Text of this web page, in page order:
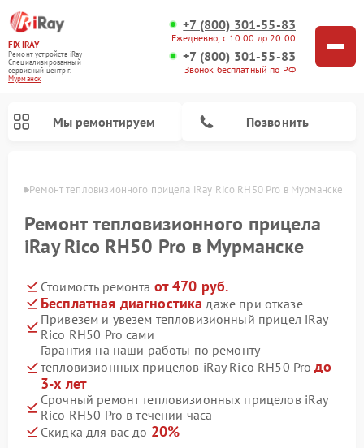
FIX-IRAY
Ремонт устройств iRay
Специализированный
cервисный центр г.
Мурманск
+7 (800) 301-55-83
Ежедневно, с 10:00 до 20:00
+7 (800) 301-55-83
Звонок бесплатный по РФ
Мы ремонтируем Позвонить
Ремонт тепловизионного прицела iRay Rico RH50 Pro в Мурманске
Ремонт тепловизионного прицела
iRay Rico RH50 Pro в Мурманске
Стоимость ремонта от 470 руб.
Бесплатная диагностика даже при отказе
Привезем и увезем тепловизионный прицел iRay
Rico RH50 Pro сами
Гарантия на наши работы по ремонту
тепловизионных прицелов iRay Rico RH50 Proдо
3-х лет
Срочный ремонт тепловизионных прицелов iRay
Rico RH50 Pro в течении часа
Скидка для вас до 20%